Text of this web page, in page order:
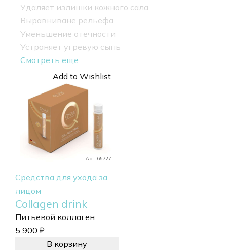
Удаляет излишки кожного сала
Выравниване рельефа
Уменьшение отечности
Устраняет угревую сыпь
Смотреть еще
Арт. 65727
Add to Wishlist
Средства для ухода за
лицом
Collagen drink
Питьевой коллаген
5 900 ₽
В корзину